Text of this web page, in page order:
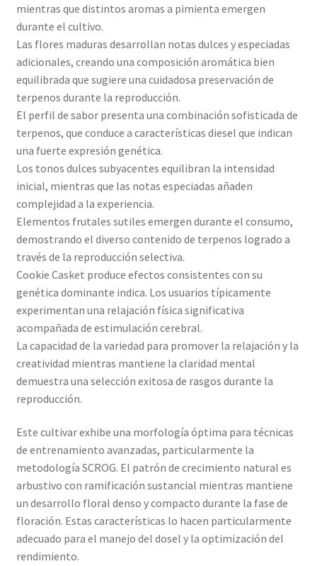
mientras que distintos aromas a pimienta emergen
durante el cultivo.
Las flores maduras desarrollan notas dulces y especiadas
adicionales, creando una composición aromática bien
equilibrada que sugiere una cuidadosa preservación de
terpenos durante la reproducción.
El perfil de sabor presenta una combinación sofisticada de
terpenos, que conduce a características diesel que indican
una fuerte expresión genética.
Los tonos dulces subyacentes equilibran la intensidad
inicial, mientras que las notas especiadas añaden
complejidad a la experiencia.
Elementos frutales sutiles emergen durante el consumo,
demostrando el diverso contenido de terpenos logrado a
través de la reproducción selectiva.
Cookie Casket produce efectos consistentes con su
genética dominante indica. Los usuarios típicamente
experimentan una relajación física significativa
acompañada de estimulación cerebral.
La capacidad de la variedad para promover la relajación y la
creatividad mientras mantiene la claridad mental
demuestra una selección exitosa de rasgos durante la
reproducción.
Este cultivar exhibe una morfología óptima para técnicas
de entrenamiento avanzadas, particularmente la
metodología SCROG. El patrón de crecimiento natural es
arbustivo con ramificación sustancial mientras mantiene
un desarrollo floral denso y compacto durante la fase de
floración. Estas características lo hacen particularmente
adecuado para el manejo del dosel y la optimización del
rendimiento.